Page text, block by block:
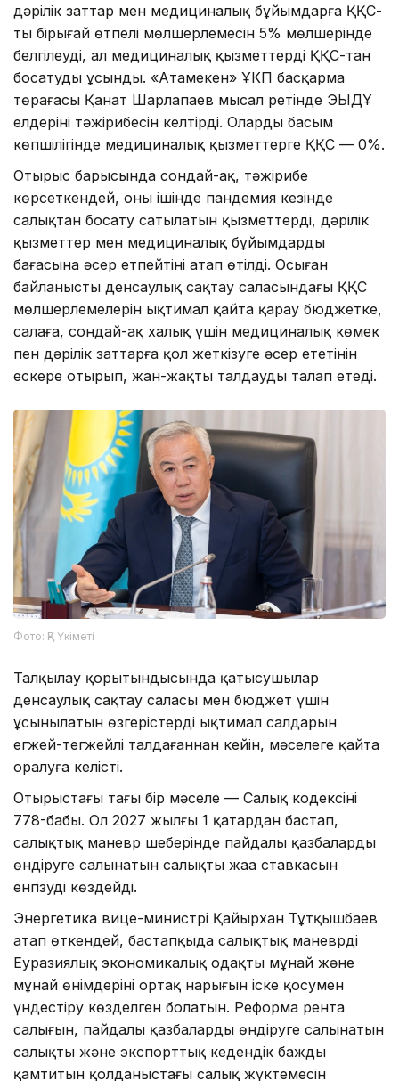
дәрілік заттар мен медициналық бұйымдарға ҚҚС-
тың бірыңғай өтпелі мөлшерлемесін 5% мөлшерінде
белгілеуді, ал медициналық қызметтерді ҚҚС-тан
босатуды ұсынды. «Атамекен» ҰКП басқарма
төрағасы Қанат Шарлапаев мысал ретінде ЭЫДҰ
елдерінің тәжірибесін келтірді. Олардың басым
көпшілігінде медициналық қызметтерге ҚҚС — 0%.
Отырыс барысында сондай-ақ, тәжірибе
көрсеткендей, оның ішінде пандемия кезінде
салықтан босату сатылатын қызметтердің, дәрілік
қызметтер мен медициналық бұйымдардың
бағасына әсер етпейтіні атап өтілді. Осыған
байланысты денсаулық сақтау саласындағы ҚҚС
мөлшерлемелерін ықтимал қайта қарау бюджетке,
салаға, сондай-ақ халық үшін медициналық көмек
пен дәрілік заттарға қол жеткізуге әсер ететінін
ескере отырып, жан-жақты талдауды талап етеді.
Фото: ҚР Үкіметі
Талқылау қорытындысында қатысушылар
денсаулық сақтау саласы мен бюджет үшін
ұсынылатын өзгерістердің ықтимал салдарын
егжей-тегжейлі талдағаннан кейін, мәселеге қайта
оралуға келісті.
Отырыстағы тағы бір мәселе — Салық кодексінің
778-бабы. Ол 2027 жылғы 1 қаңтардан бастап,
салықтық маневр шеңберінде пайдалы қазбаларды
өндіруге салынатын салықтың жаңа ставкасын
енгізуді көздейді.
Энергетика вице-министрі Қайырхан Тұтқышбаев
атап өткендей, бастапқыда салықтық маневрді
Еуразиялық экономикалық одақтың мұнай және
мұнай өнімдерінің ортақ нарығын іске қосумен
үндестіру көзделген болатын. Реформа рента
салығын, пайдалы қазбаларды өндіруге салынатын
салықты және экспорттық кедендік бажды
қамтитын қолданыстағы салық жүктемесін